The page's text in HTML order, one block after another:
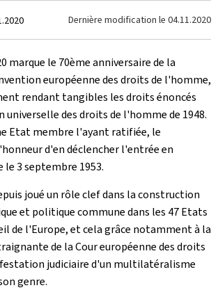
Dernière modification le 04.11.2020
marque le 70ème anniversaire de la
européenne des droits de l'homme,
rendant tangibles les droits énoncés
universelle des droits de l'homme de 1948.
Etat membre l'ayant ratifiée, le
d'en déclencher l'entrée en
le 3 septembre 1953.
joué un rôle clef dans la construction
et politique commune dans les 47 Etats
de l'Europe, et cela grâce notamment à la
de la Cour européenne des droits
judiciaire d'un multilatéralisme
genre.